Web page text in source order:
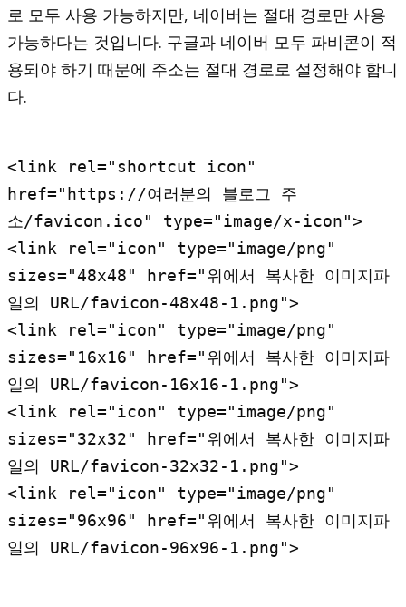
로 모두 사용 가능하지만, 네이버는 절대 경로만 사용
가능하다는 것입니다. 구글과 네이버 모두 파비콘이 적
용되야 하기 때문에 주소는 절대 경로로 설정해야 합니
다.
<link rel="shortcut icon"
href="https://여러분의 블로그 주
소/favicon.ico" type="image/x-icon">
<link rel="icon" type="image/png"
sizes="48x48" href="위에서 복사한 이미지파
일의 URL/favicon-48x48-1.png">
<link rel="icon" type="image/png"
sizes="16x16" href="위에서 복사한 이미지파
일의 URL/favicon-16x16-1.png">
<link rel="icon" type="image/png"
sizes="32x32" href="위에서 복사한 이미지파
일의 URL/favicon-32x32-1.png">
<link rel="icon" type="image/png"
sizes="96x96" href="위에서 복사한 이미지파
일의 URL/favicon-96x96-1.png">